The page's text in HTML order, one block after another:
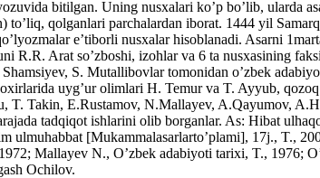
bitilgan. Uning nusxalari ko’p bo’lib, ularda
qolganlari parchalardan iborat. 1444 yil
e’tiborli nusxalar hisoblanadi. Asarni
R.R. Arat so’zboshi, izohlar va 6 ta nusxasining
S. Mutallibovlar tomonidan o’zbek
uyg’ur olimlari H. Temur va T. Ayyub,
T. Takin, E.Rustamov, N.Mallayev, A.Qayumov,
tadqiqot ishlarini olib borganlar. As: Hibat
[Mukammalasarlarto’plami], 17j., T.,
Mallayev N., O’zbek adabiyoti tarixi, T., 1976;
Ochilov.